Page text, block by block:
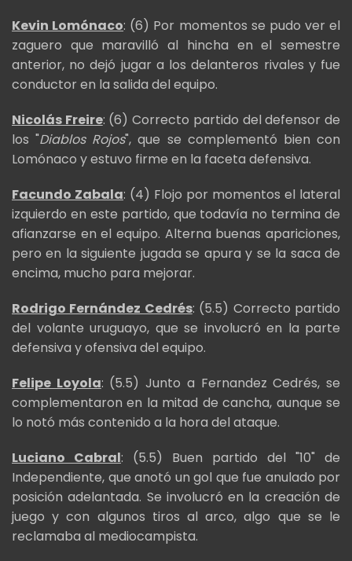
Kevin Lomónaco: (6) Por momentos se pudo ver el
zaguero que maravilló al hincha en el semestre
anterior, no dejó jugar a los delanteros rivales y fue
conductor en la salida del equipo.
Nicolás Freire: (6) Correcto partido del defensor de
los "Diablos Rojos", que se complementó bien con
Lomónaco y estuvo firme en la faceta defensiva.
Facundo Zabala: (4) Flojo por momentos el lateral
izquierdo en este partido, que todavía no termina de
afianzarse en el equipo. Alterna buenas apariciones,
pero en la siguiente jugada se apura y se la saca de
encima, mucho para mejorar.
Rodrigo Fernández Cedrés: (5.5) Correcto partido
del volante uruguayo, que se involucró en la parte
defensiva y ofensiva del equipo.
Felipe Loyola: (5.5) Junto a Fernandez Cedrés, se
complementaron en la mitad de cancha, aunque se
lo notó más contenido a la hora del ataque.
Luciano Cabral: (5.5) Buen partido del "10" de
Independiente, que anotó un gol que fue anulado por
posición adelantada. Se involucró en la creación de
juego y con algunos tiros al arco, algo que se le
reclamaba al mediocampista.